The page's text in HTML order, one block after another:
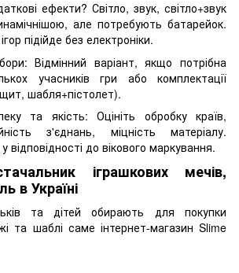
ефекти? Світло, звук, світло+звук
але потребують батарейок.
підійде без електроніки.
Відмінний варіант, якщо потрібна
учасників гри або комплектації
шабля+пістолет).
та якість: Оцініть обробку країв,
з'єднань, міцність матеріалу.
відповідності до вікового маркування.
іграшкових мечів,
в Україні
та дітей обирають для покупки
та шаблі саме інтернет-магазин Slime